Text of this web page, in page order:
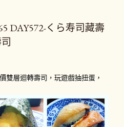
DAY572-くら寿司藏壽
雙層迴轉壽司，玩遊戲抽扭蛋，